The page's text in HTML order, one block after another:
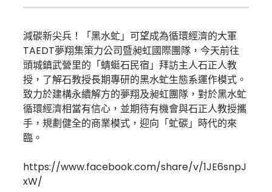
減碳新尖兵！「黑水虻」可望成為循環經濟的大軍
TAEDT夢翔集策力公司暨昶虹國際團隊，今天前往
頭城鎮武營里的「蜻蜓石民宿」拜訪主人石正人教
授，了解石教授長期專研的黑水虻生態系運作模式。
致力於建構永續解方的夢翔及昶虹團隊，對於黑水虻
循環經濟相當有信心，並期待有機會與石正人教授攜
手，規劃健全的商業模式，迎向「虻碳」時代的來
臨。
https://www.facebook.com/share/v/1JE6snpJ
xW/